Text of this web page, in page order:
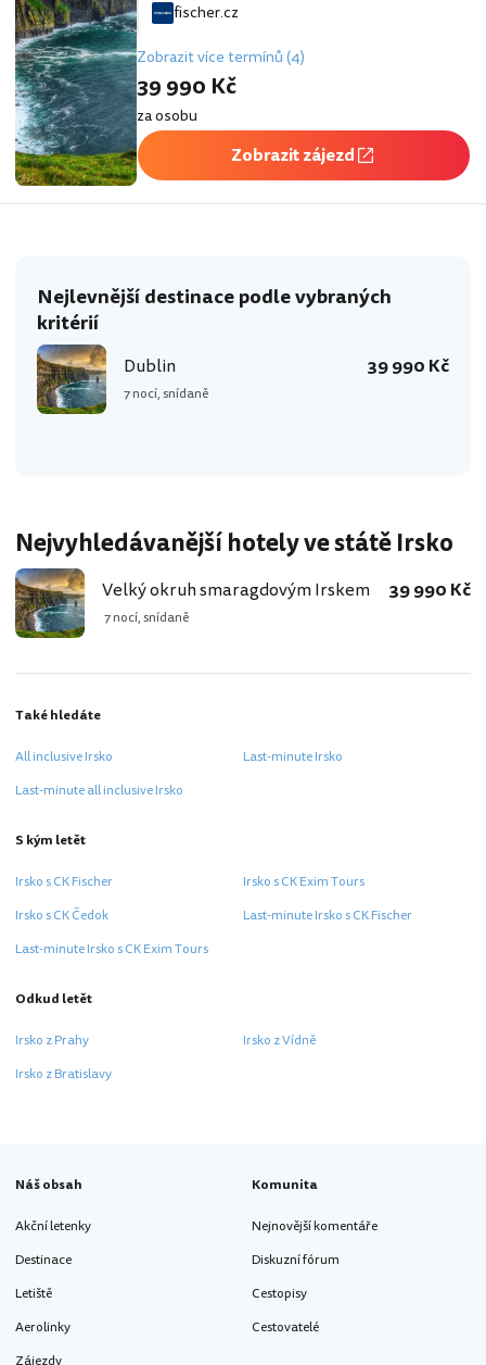
fischer.cz
Zobrazit více termínů (4)
39 990 Kč
za osobu
Zobrazit zájezd
Nejlevnější destinace podle vybraných
kritérií
Dublin
7 nocí, snídaně
39 990 Kč
Nejvyhledávanější hotely ve státě Irsko
Velký okruh smaragdovým Irskem
7 nocí, snídaně
39 990 Kč
Také hledáte
All inclusive Irsko
Last-minute Irsko
Last-minute all inclusive Irsko
S kým letět
Irsko s CK Fischer
Irsko s CK Exim Tours
Irsko s CK Čedok
Last-minute Irsko s CK Fischer
Last-minute Irsko s CK Exim Tours
Odkud letět
Irsko z Prahy
Irsko z Vídně
Irsko z Bratislavy
Náš obsah
Akční letenky
Destinace
Letiště
Aerolinky
Zájezdy
Komunita
Nejnovější komentáře
Diskuzní fórum
Cestopisy
Cestovatelé